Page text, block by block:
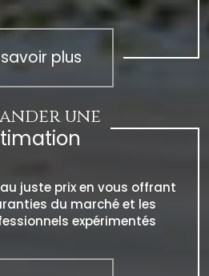
plus
une
juste prix en vous offrant
du marché et les
expérimentés